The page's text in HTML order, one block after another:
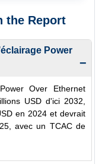
the Report
Power
−
Over Ethernet
USD d'ici 2032,
en 2024 et devrait
avec un TCAC de